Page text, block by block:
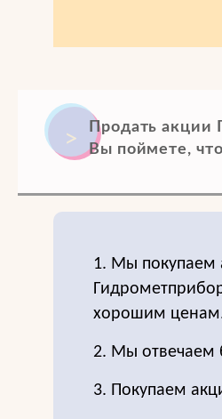
Продать
Вы поймете,
1. Мы покупаем
хорошим
2. Мы отвечаем
3. Покупаем